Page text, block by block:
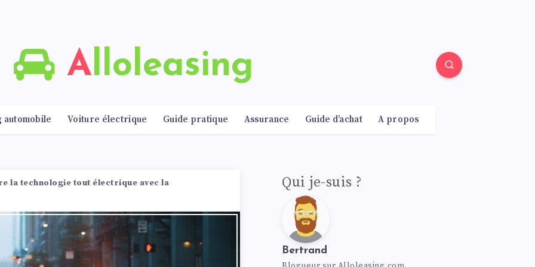
Alloleasing
automobile Voiture électrique Guide pratique Assurance Guide d’achat A propos
la technologie tout électrique avec la Qui je-suis ?
Bertrand